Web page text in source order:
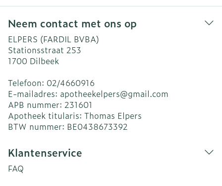
Neem contact met ons op
ELPERS (FARDIL BVBA)
Stationsstraat 253
1700 Dilbeek
Telefoon: 02/4660916
E-mailadres: apotheekelpers@gmail.com
APB nummer: 231601
Apotheek titularis: Thomas Elpers
BTW nummer: BE0438673392
Klantenservice
FAQ